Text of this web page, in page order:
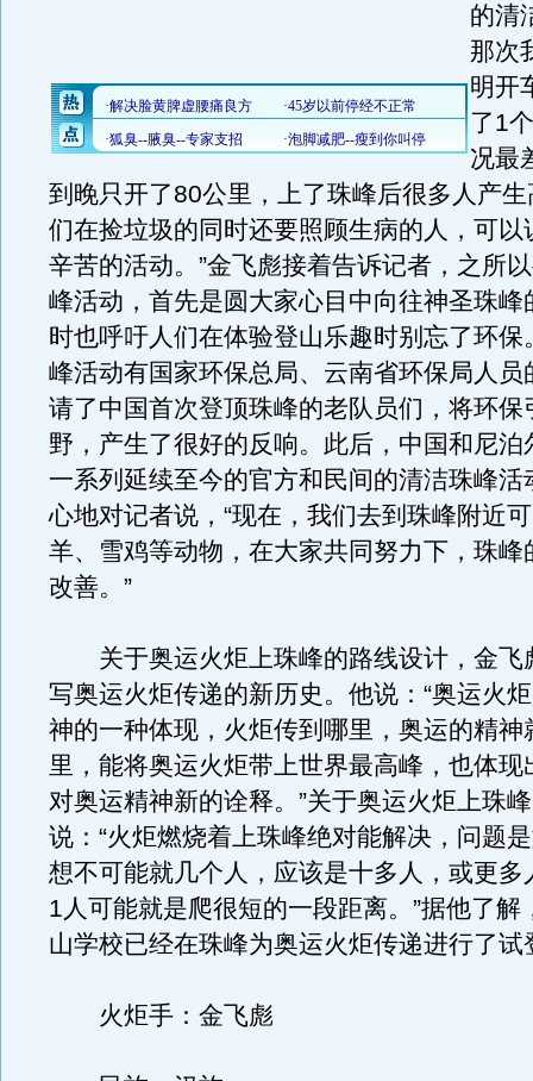
的清
那次
明开
了1
况最
到晚只开了80公里，上了珠峰后很多人产
们在捡垃圾的同时还要照顾生病的人，可以
辛苦的活动。”金飞彪接着告诉记者，之所
峰活动，首先是圆大家心目中向往神圣珠峰
时也呼吁人们在体验登山乐趣时别忘了环保
峰活动有国家环保总局、云南省环保局人员
请了中国首次登顶珠峰的老队员们，将环保
野，产生了很好的反响。此后，中国和尼泊
一系列延续至今的官方和民间的清洁珠峰活
心地对记者说，“现在，我们去到珠峰附近
羊、雪鸡等动物，在大家共同努力下，珠峰
改善。”
关于奥运火炬上珠峰的路线设计，金飞
写奥运火炬传递的新历史。他说：“奥运火
神的一种体现，火炬传到哪里，奥运的精神
里，能将奥运火炬带上世界最高峰，也体现
对奥运精神新的诠释。”关于奥运火炬上珠
说：“火炬燃烧着上珠峰绝对能解决，问题
想不可能就几个人，应该是十多人，或更多
1人可能就是爬很短的一段距离。”据他了解
山学校已经在珠峰为奥运火炬传递进行了试
火炬手：金飞彪